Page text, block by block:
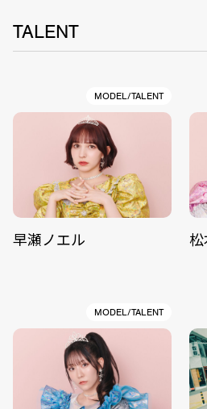
TALENT
MODEL/TALENT
早瀬ノエル
MODEL/TALENT